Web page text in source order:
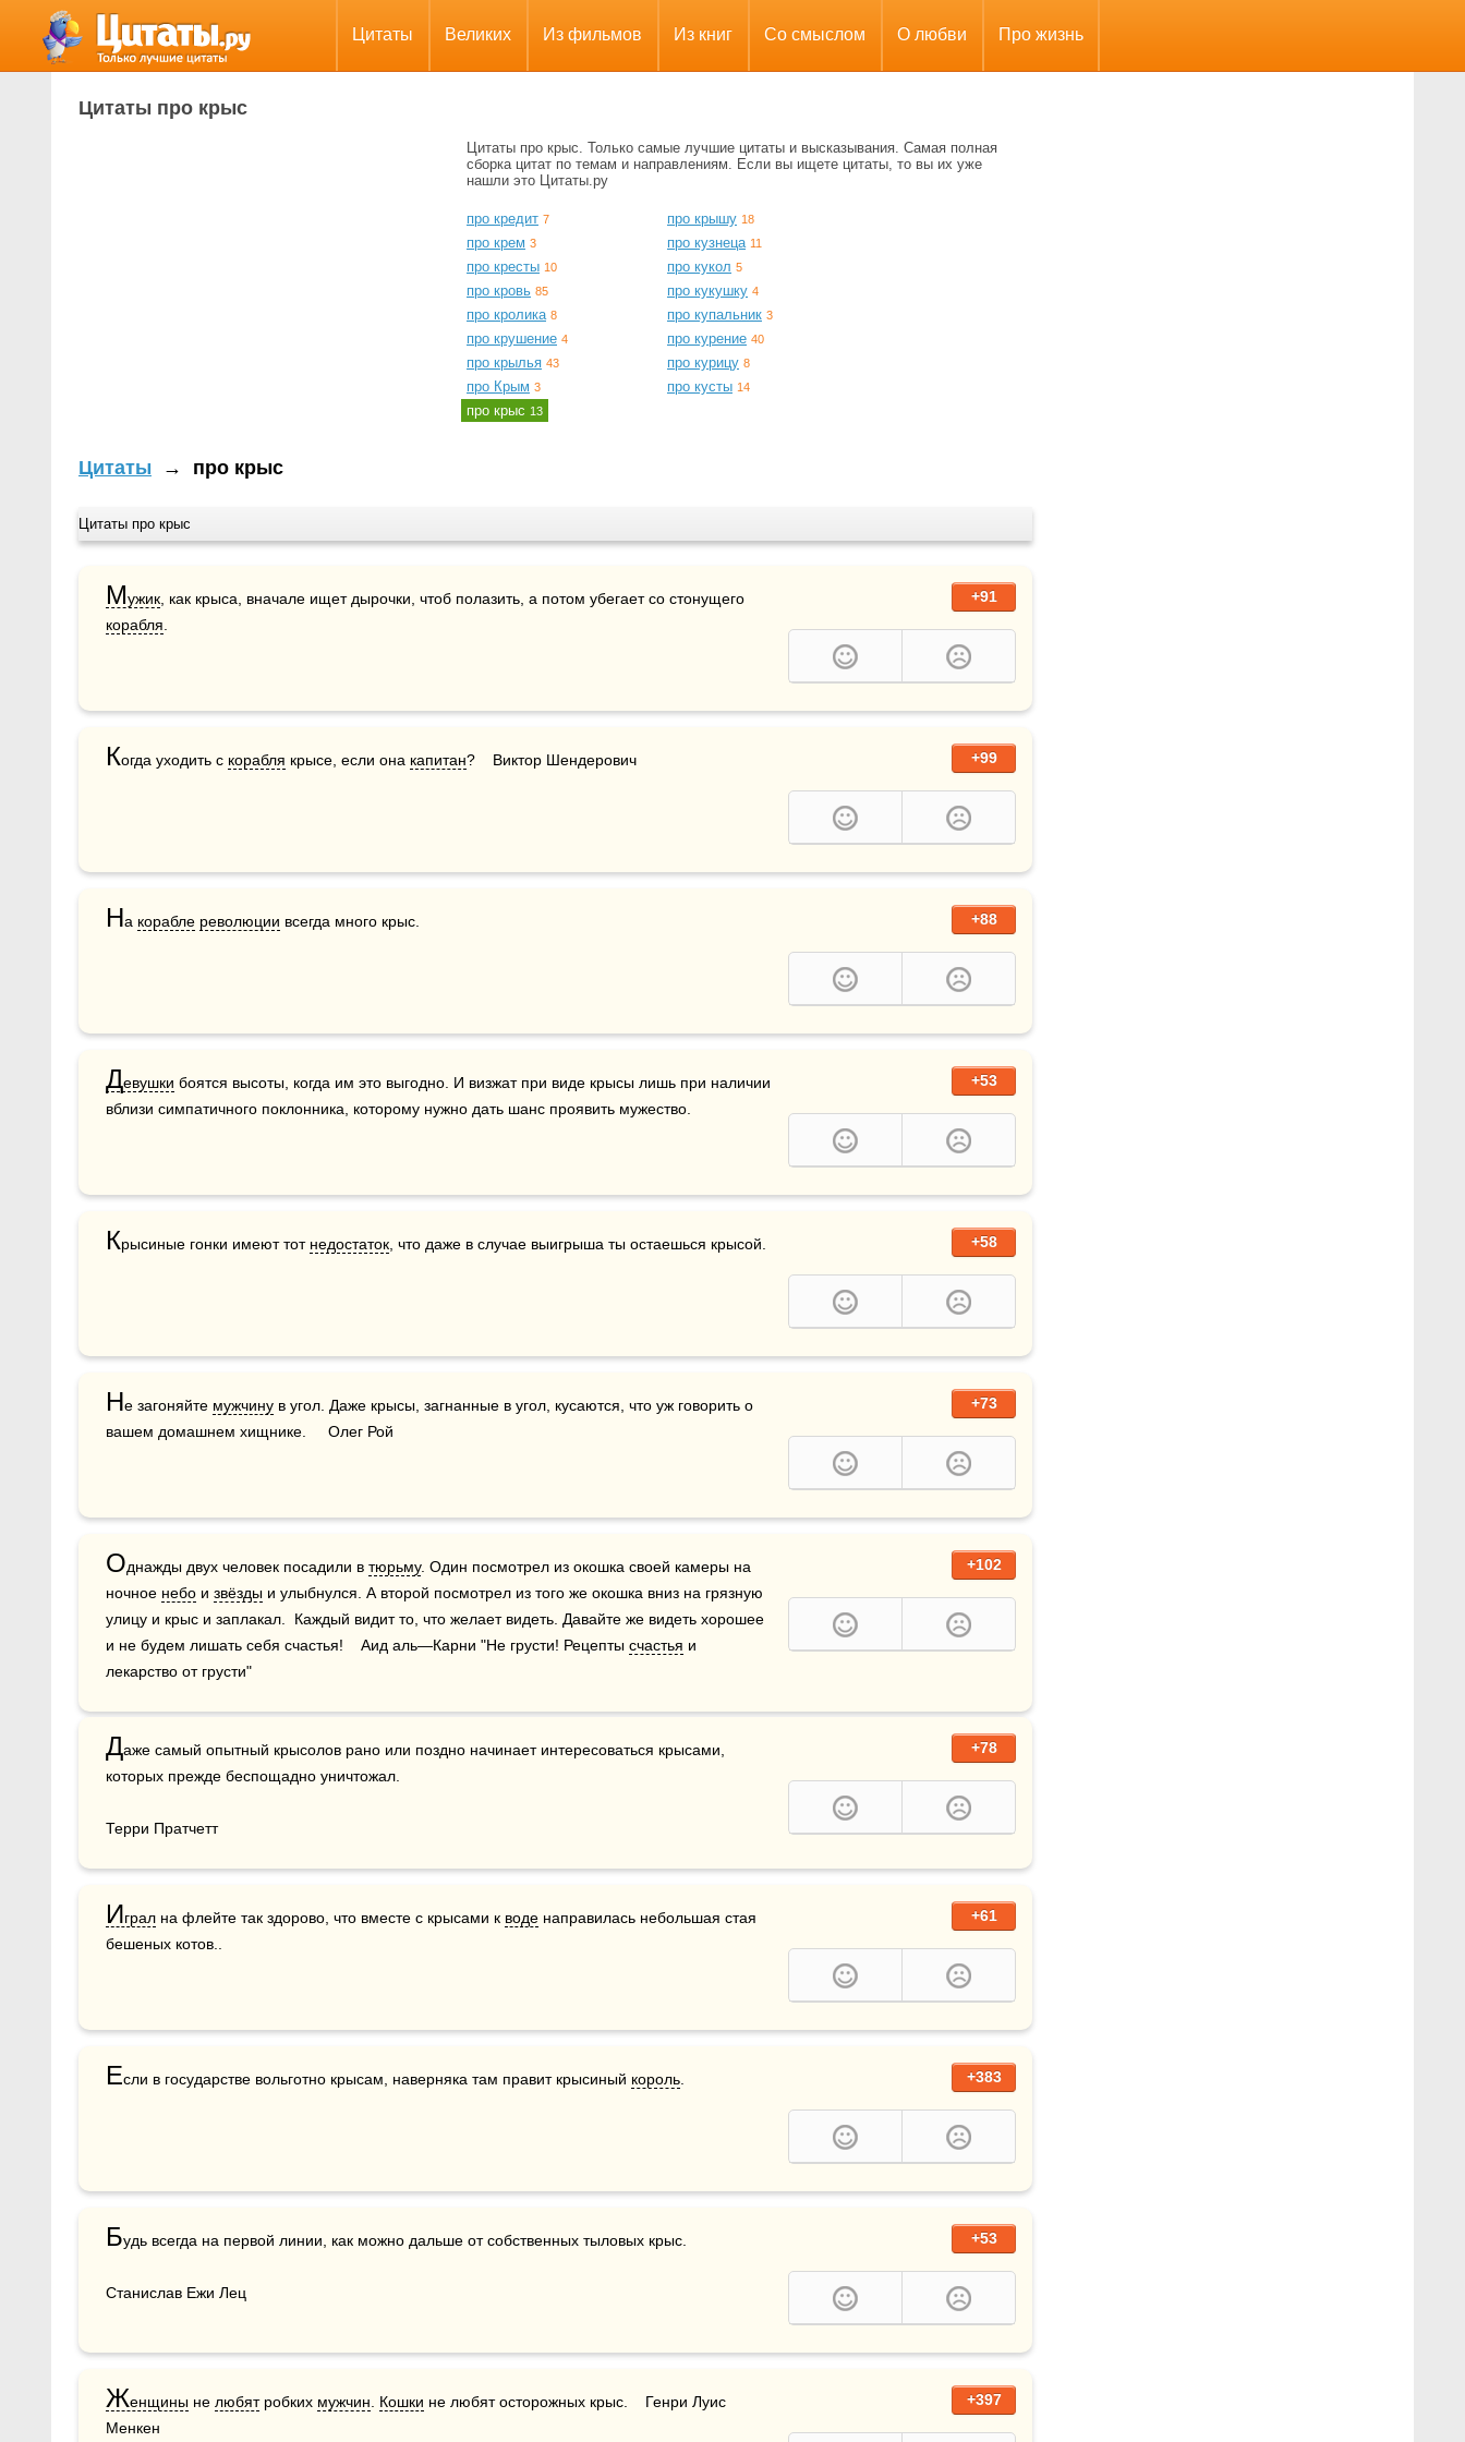
Цитаты Великих Из фильмов Из книг Со смыслом О любви Про жизнь
Цитаты про крыс
Цитаты про крыс. Только самые лучшие цитаты и высказывания. Самая полная
сборка цитат по темам и направлениям. Если вы ищете цитаты, то вы их уже
нашли это Цитаты.ру
про кредит 7
про крем 3
про кресты 10
про кровь 85
про кролика 8
про крушение 4
про крылья 43
про Крым 3
про крыс 13
про крышу 18
про кузнеца 11
про кукол 5
про кукушку 4
про купальник 3
про курение 40
про курицу 8
про кусты 14
Цитаты → про крыс
Цитаты про крыс
+91
Мужик
корабля
+99
Когда уходить с корабля крысе, если она капитан?    Виктор Шендерович
+88
На корабле революции всегда много крыс.
+53
Девушки боятся высоты, когда им это выгодно. И визжат при виде крысы лишь при наличии
вблизи симпатичного поклонника, которому нужно дать шанс проявить мужество.
+58
Крысиные гонки имеют тот недостаток , что даже в случае выигрыша ты остаешься крысой.
+73
Не загоняйте мужчину в угол. Даже крысы, загнанные в угол, кусаются, что уж говорить о
вашем домашнем хищнике.     Олег Рой
+102
Однажды двух человек посадили в тюрьму. Один посмотрел из окошка своей камеры на
ночное небо и звёзды и улыбнулся. А второй посмотрел из того же окошка вниз на грязную
улицу и крыс и заплакал.  Каждый видит то, что желает видеть. Давайте же видеть хорошее
и не будем лишать себя счастья!    Аид аль—Карни "Не грусти! Рецепты счастья и
лекарство от грусти"
+78
Даже самый опытный крысолов рано или поздно начинает интересоваться крысами,
которых прежде беспощадно уничтожал.
Терри Пратчетт
+61
Играл на флейте так здорово, что вместе с крысами к воде направилась небольшая стая
бешеных котов..
+383
Если в государстве вольготно крысам, наверняка там правит крысиный король
+53
Будь всегда на первой линии, как можно дальше от собственных тыловых крыс.
Станислав Ежи Лец
+397
Женщины не любят робких мужчин Кошки не любят осторожных крыс.    Генри Луис
Менкен